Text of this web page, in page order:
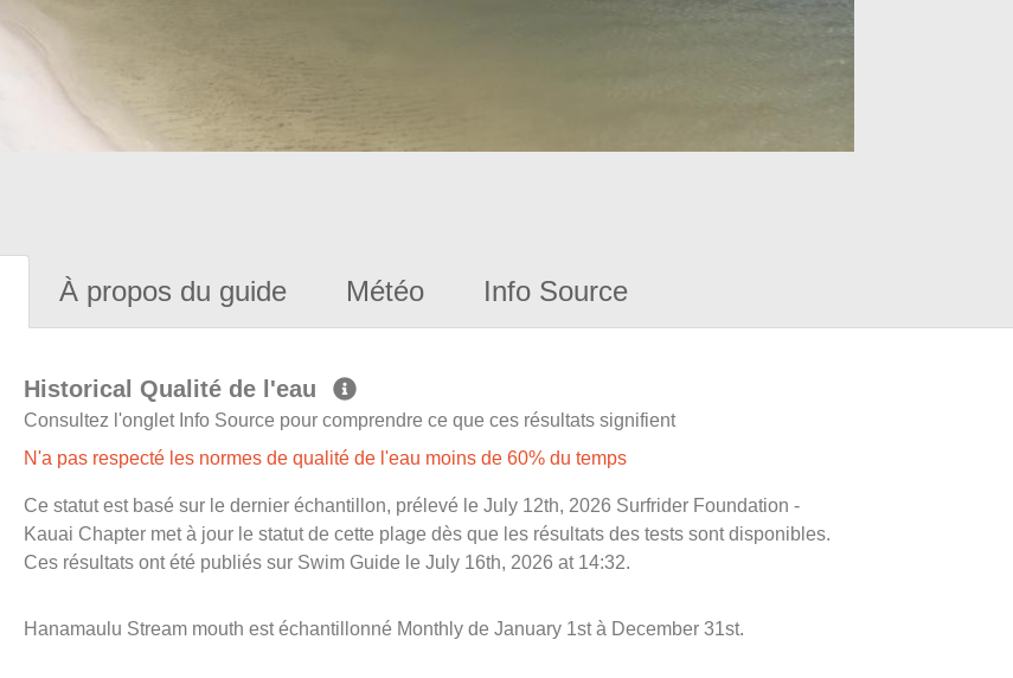
À propos du guide Météo Info Source
Historical Qualité de l'eau
Consultez l'onglet Info Source pour comprendre ce que ces résultats signifient
N'a pas respecté les normes de qualité de l'eau moins de 60% du temps
Ce statut est basé sur le dernier échantillon, prélevé le July 12th, 2026 Surfrider Foundation -
Kauai Chapter met à jour le statut de cette plage dès que les résultats des tests sont disponibles.
Ces résultats ont été publiés sur Swim Guide le July 16th, 2026 at 14:32.
Hanamaulu Stream mouth est échantillonné Monthly de January 1st à December 31st.